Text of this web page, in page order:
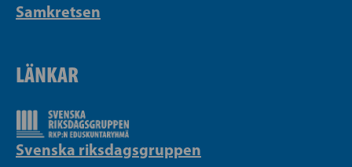
Samkretsen
LÄNKAR
Svenska riksdagsgruppen